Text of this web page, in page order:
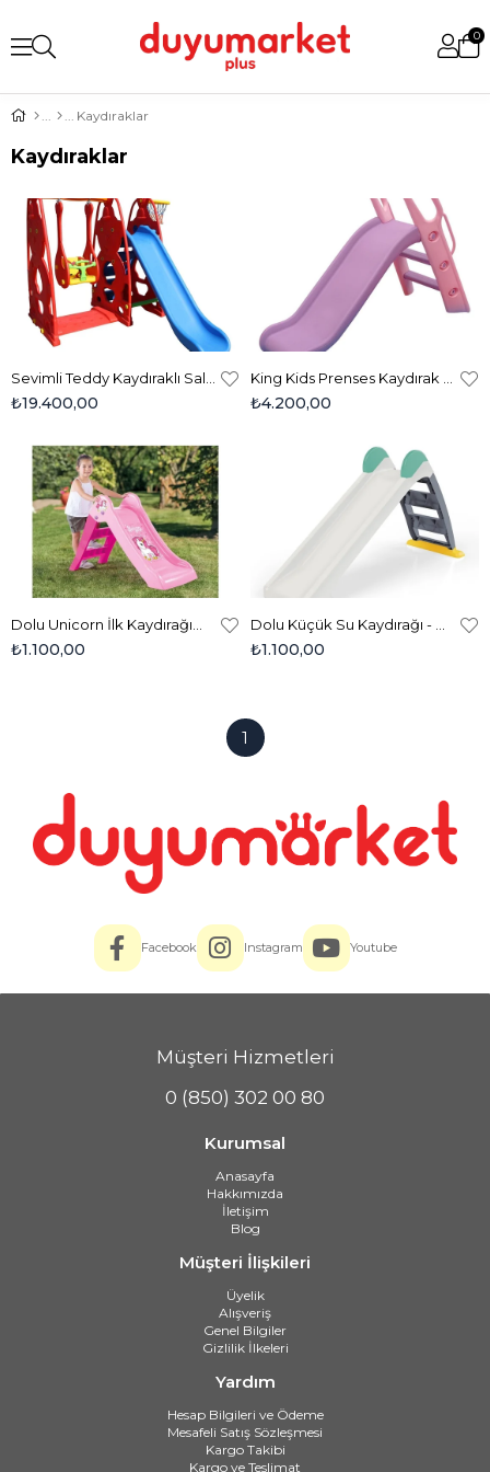
0
Kaydıraklar
Kaydıraklar
₺19.400,00 ₺4.200,00
₺1.100,00 ₺1.100,00
1
Facebook Instagram Youtube
Müşteri Hizmetleri
0 (850) 302 00 80
Kurumsal
Anasayfa
Hakkımızda
İletişim
Blog
Müşteri İlişkileri
Üyelik
Alışveriş
Genel Bilgiler
Gizlilik İlkeleri
Yardım
Hesap Bilgileri ve Ödeme
Mesafeli Satış Sözleşmesi
Kargo Takibi
Kargo ve Teslimat